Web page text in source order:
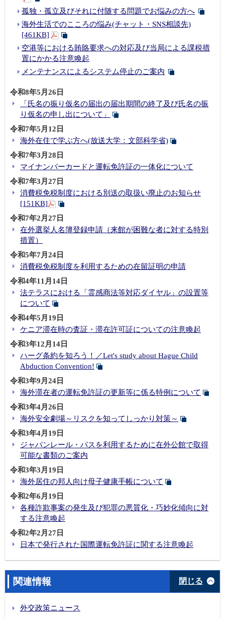
孤独・孤立及びそれに付随する問題でお悩みの方へ
海外生活でのこころの悩み(チャット・SNS相談先)
[461KB]
空港等における賄賂要求への対応及び当局による課税措
置にかかる注意喚起
メンテナンスによるシステム停止のご案内
令和8年5月26日
「氏名の振り仮名の届出の届出期間の終了及び氏名の振
り仮名の申し出について」
令和7年5月12日
海外在住で学ぶ方へ(放送大学：文部科学省)
令和7年3月28日
マイナンバーカードと運転免許証の一体化について
令和7年3月27日
消費税免税制度における別送の取扱い廃止のお知らせ
[151KB]
令和7年2月27日
在外選挙人名簿登録申請（来館が困難な者に対する特別
措置）
令和5年7月24日
消費税免税制度を利用するための在留証明の申請
令和4年11月14日
法テラスにおける「霊感商法等対応ダイヤル」の設置等
について
令和4年5月19日
ケニア滞在時の査証・滞在許可証についての注意喚起
令和3年12月14日
ハーグ条約を知ろう！／Let's study about Hague Child
Abduction Convention!
令和3年9月24日
海外滞在者の運転免許証の更新等に係る特例について
令和3年4月26日
海外安全劇場～リスクを知ってしっかり対策～
令和3年4月19日
ジャパンレール・パスを利用するために在外公館で取得
可能な書類のご案内
令和3年3月19日
海外居住の邦人向け母子健康手帳について
令和2年6月19日
各種詐欺事案の発生及び犯罪の悪質化・巧妙化傾向に対
する注意喚起
令和2年2月27日
日本で発行された国際運転免許証に関する注意喚起
関連情報 閉じる
外交政策ニュース